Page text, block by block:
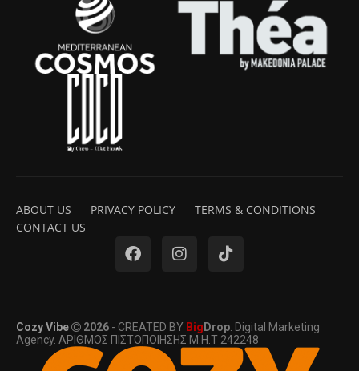
ABOUT US PRIVACY POLICY
TERMS & CONDITIONS
CONTACT US
Cozy Vibe 2026 - CREATED BY Big Drop . Digital Marketing
Agency. ΑΡΙΘΜΟΣ ΠΙΣΤΟΠΟΙΗΣΗΣ Μ.Η.Τ 242248